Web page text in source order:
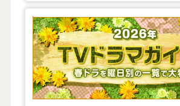
【2026年春】TVドラマガイド